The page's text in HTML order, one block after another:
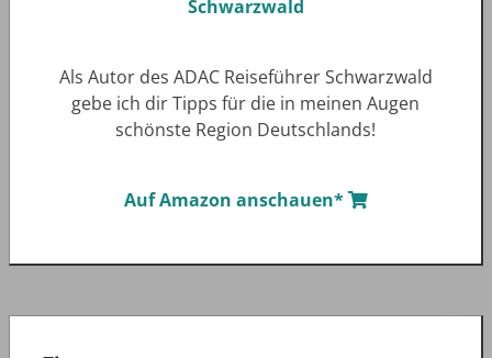
Als Autor des ADAC Reiseführer Schwarzwald
gebe ich dir Tipps für die in meinen Augen
schönste Region Deutschlands!
Auf Amazon anschauen*